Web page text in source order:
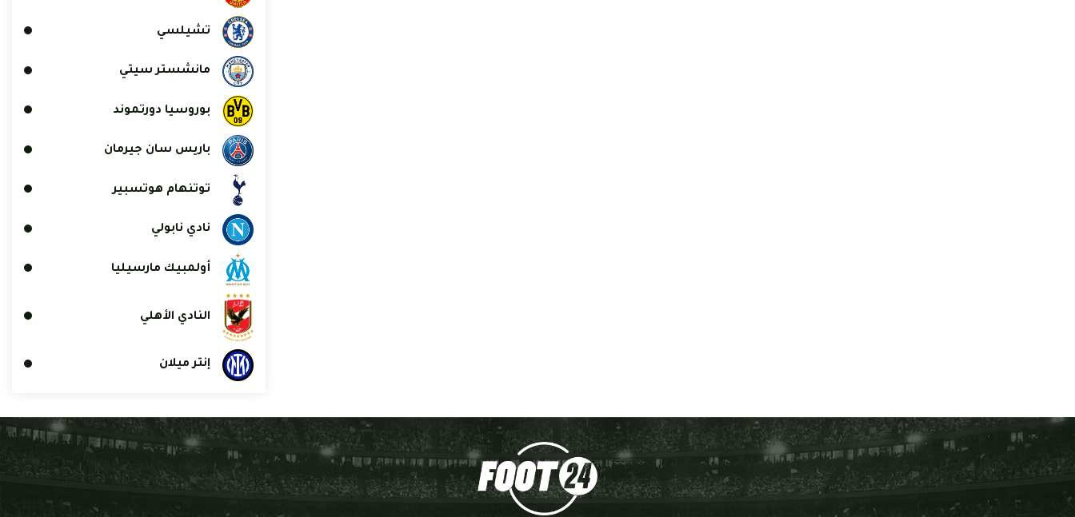
تشيلسي
مانشستر سيتي
بوروسيا دورتموند
باريس سان جيرمان
توتنهام هوتسبير
نادي نابولي
أولمبيك مارسيليا
النادي الأهلي
إنتر ميلان